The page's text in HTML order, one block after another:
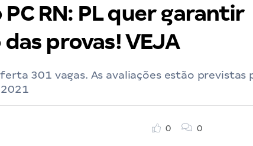
RN: PL quer garantir
provas! VEJA
301 vagas. As avaliações estão previstas
0 0